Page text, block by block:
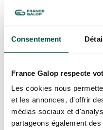
Consentement
France Galop respecte
Les cookies nous
et les annonces, d'offrir
médias sociaux et
partageons également